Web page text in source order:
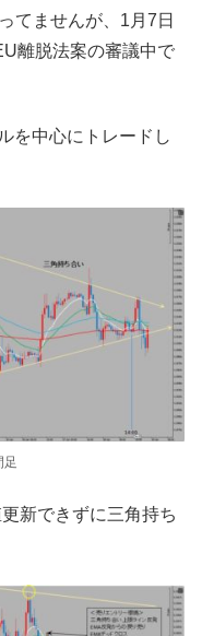
てませんが、1月7日
離脱法案の審議中で
を中心にトレードし
新できずに三角持ち